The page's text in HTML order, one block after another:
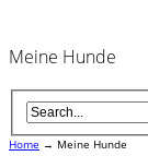
Meine Hunde
Home → Meine Hunde